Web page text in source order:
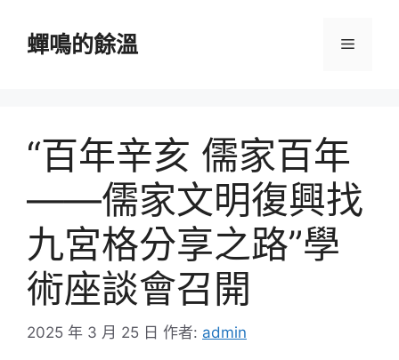
蟬鳴的餘溫 選
“百年辛亥 儒家百年
——儒家文明復興找
九宮格分享之路”學
術座談會召開
2025 年 3 月 25 日 作者: admin